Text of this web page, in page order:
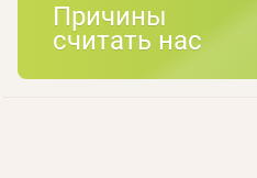
Причины
считать нас